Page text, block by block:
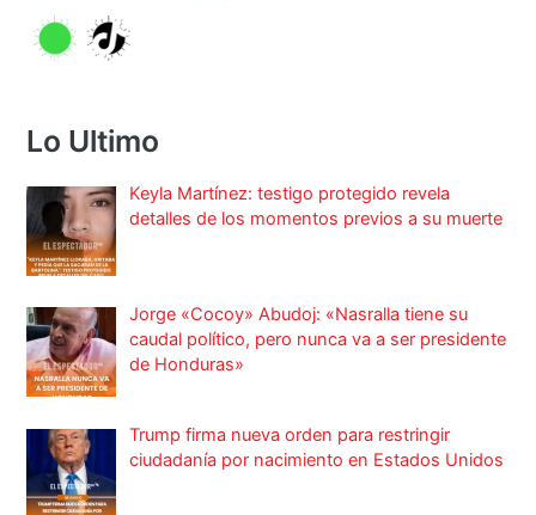
Lo Ultimo
Keyla Martínez: testigo protegido revela
detalles de los momentos previos a su muerte
Jorge «Cocoy» Abudoj: «Nasralla tiene su
caudal político, pero nunca va a ser presidente
de Honduras»
Trump firma nueva orden para restringir
ciudadanía por nacimiento en Estados Unidos